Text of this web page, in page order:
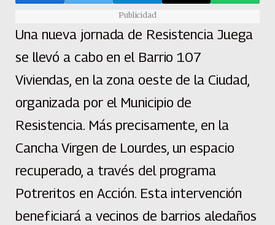
Publicidad
Una nueva jornada de Resistencia Juega
se llevó a cabo en el Barrio 107
Viviendas, en la zona oeste de la Ciudad,
organizada por el Municipio de
Resistencia. Más precisamente, en la
Cancha Virgen de Lourdes, un espacio
recuperado, a través del programa
Potreritos en Acción. Esta intervención
beneficiará a vecinos de barrios aledaños